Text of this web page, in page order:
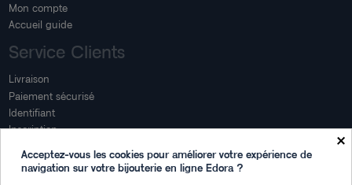
Mon compte
Accueil guide
Service Clients
Livraison
Paiement sécurisé
Identifiant
Inscription
Mon espace
×
Acceptez-vous les cookies pour améliorer votre expérience de
navigation sur votre bijouterie en ligne Edora ?